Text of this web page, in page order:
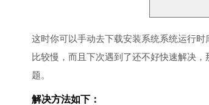
这时你可以手动去下载安装系统系统运行
比较慢，而且下次遇到了还不好快速解决
题。
解决方法如下：